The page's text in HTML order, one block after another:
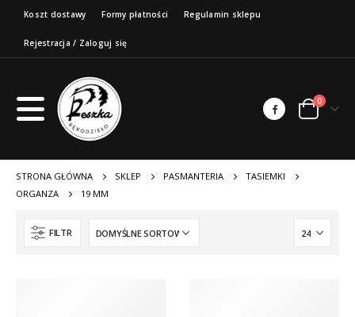
Koszt dostawy Formy płatności Regulamin sklepu
Rejestracja / Zaloguj się
0
STRONA GŁÓWNA SKLEP PASMANTERIA
TASIEMKI
ORGANZA
19 MM
FILTR